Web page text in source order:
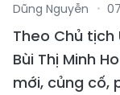
Dũng Nguyễn
Theo Chủ tịch
Bùi Thị Minh
mới, củng cố,